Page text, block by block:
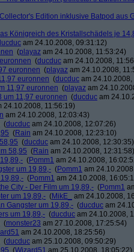
Edition inklusive Batpod aus
Königreich des Kristallschädels je
am 24.10.2008, 09:31:12)
(playaz am 24.10.2008, 11:53:24)
(ducduc am 24.10.2008,
euronnen (playaz am 24.10.2008,
euronnen (ducduc am
11,97 euronnen (playaz am
um 11,97 euronnen (ducduc am
24.10.2008, 11:56:19)
am 24.10.2008, 12:03:43)
(ducduc am 24.10.2008, 12:07:26)
(Rain am 24.10.2008, 12:23:10)
(ducduc am 24.10.2008, 12:30:35)
58,95 (Rain am 24.10.2008, 12:31:58)
(Pomm1 am 24.10.2008,
um 19,89,- (Pomm1 am
(Pomm1 am 24.10.2008,
City - Der Film um 19,89,- (Pomm1
um 19,89,- (MikE_
am 24.10.2008,
Gangster um 19,89,- (ducduc am
um 19,89,- (ducduc am 24.10.2008,
(monster23 am 27.10.2008, 17:25:54)
am 24.10.2008, 18:25:56)
(ducduc am 25.10.2008, 09:50:29)
(Wizard51 am 25.10.2008, 18:05:22)